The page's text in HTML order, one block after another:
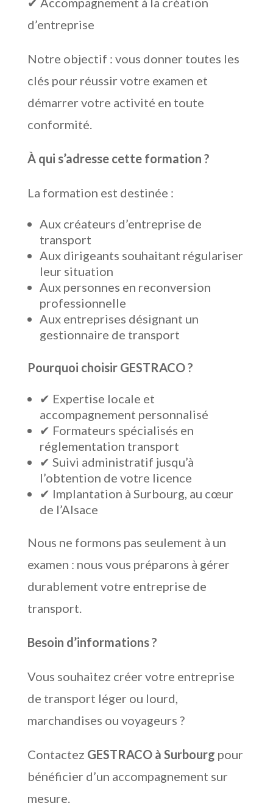
d’entreprise
Notre objectif : vous donner toutes les
clés pour réussir votre examen et
démarrer votre activité en toute
conformité.
À qui s’adresse cette formation ?
La formation est destinée :
Aux créateurs d’entreprise de
transport
Aux dirigeants souhaitant régulariser
leur situation
Aux personnes en reconversion
professionnelle
Aux entreprises désignant un
gestionnaire de transport
Pourquoi choisir GESTRACO ?
✔ Expertise locale et
accompagnement personnalisé
✔ Formateurs spécialisés en
réglementation transport
✔ Suivi administratif jusqu’à
l’obtention de votre licence
✔ Implantation à Surbourg, au cœur
de l’Alsace
Nous ne formons pas seulement à un
examen : nous vous préparons à gérer
durablement votre entreprise de
transport.
Besoin d’informations ?
Vous souhaitez créer votre entreprise
de transport léger ou lourd,
marchandises ou voyageurs ?
Contactez GESTRACO à Surbourg pour
bénéficier d’un accompagnement sur
mesure.